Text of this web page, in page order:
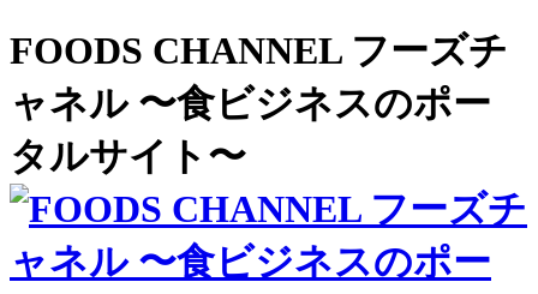
FOODS CHANNEL フーズチ
ャネル 〜食ビジネスのポー
タルサイト〜